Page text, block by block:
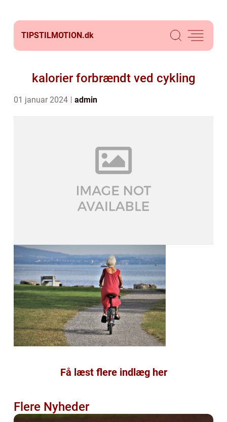
TIPSTILMOTION.dk
kalorier forbrændt ved cykling
01 januar 2024 admin
Få læst flere indlæg her
Flere Nyheder